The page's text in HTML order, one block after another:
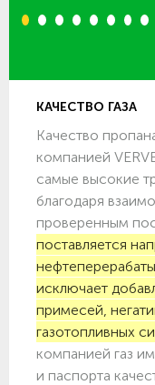
1 2 3 4 5 6 7 8
КАЧЕСТВО ГАЗА
Качество
компанией
самые высокие
благодаря
проверенным
поставляется
исключает
примесей,
газотопливных
компанией газ
и паспорта